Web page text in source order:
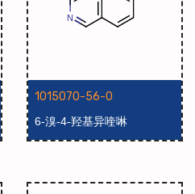
1015070-56-0
6-溴-4-羟基异喹啉